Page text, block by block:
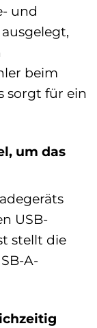
und
beim
sorgt für ein
um das
USB-
stellt die
A-